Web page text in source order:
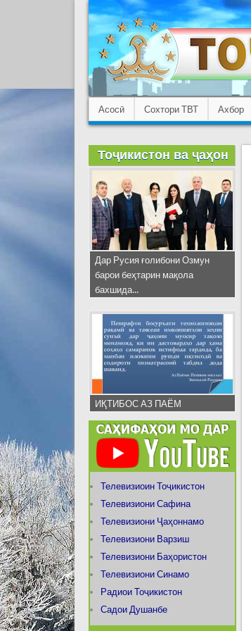
Асосӣ Сохтори ТВТ Ахбор
Тоҷикистон ва ҷаҳон
Дар Русия ғолибони Озмун
барои беҳтарин мақола
бахшида...
ИҚТИБОС АЗ ПАЁМ
Телевизиоин Тоҷикистон
Телевизиони Сафина
Телевизиони Ҷаҳоннамо
Телевизиони Варзиш
Телевизиони Баҳористон
Телевизиони Синамо
Радиои Тоҷикистон
Садои Душанбе